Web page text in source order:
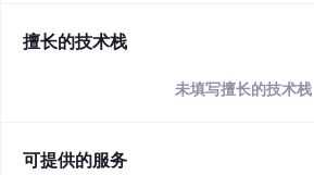
擅长的技术栈
未填写擅长的技术栈
可提供的服务